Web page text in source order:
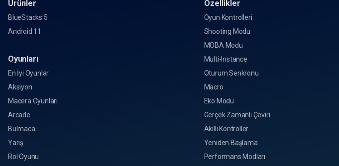
Ürünler
BlueStacks 5
Android 11
Oyunları
En İyi Oyunlar
Aksiyon
Macera Oyunları
Arcade
Bulmaca
Yarış
Rol Oyunu
Özellikler
Oyun Kontrolleri
Shooting Modu
MOBA Modu
Multi-Instance
Oturum Senkronu
Macro
Eko Modu
Gerçek Zamanlı Çeviri
Akıllı Kontroller
Yeniden Başlama
Performans Modları